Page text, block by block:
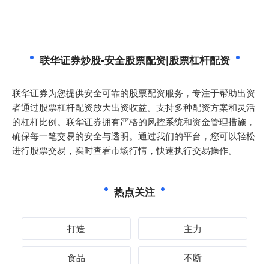
联华证券炒股-安全股票配资|股票杠杆配资
联华证券为您提供安全可靠的股票配资服务，专注于帮助出资
者通过股票杠杆配资放大出资收益。支持多种配资方案和灵活
的杠杆比例。联华证券拥有严格的风控系统和资金管理措施，
确保每一笔交易的安全与透明。通过我们的平台，您可以轻松
进行股票交易，实时查看市场行情，快速执行交易操作。
热点关注
打造 主力
食品 不断